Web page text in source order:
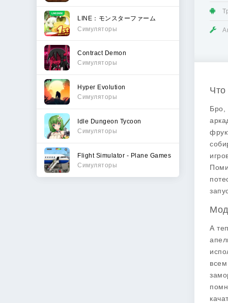
LINE：モンスターファーム
Симуляторы
Contract Demon
Симуляторы
Hyper Evolution
Симуляторы
Idle Dungeon Tycoon
Симуляторы
Flight Simulator - Plane Games
Симуляторы
Бро,
А